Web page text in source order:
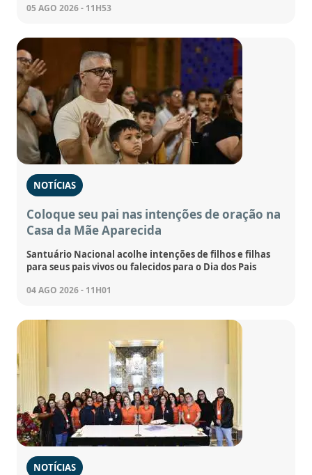
05 AGO 2026 - 11H53
NOTÍCIAS
Coloque seu pai nas intenções de oração na
Casa da Mãe Aparecida
Santuário Nacional acolhe intenções de filhos e filhas
para seus pais vivos ou falecidos para o Dia dos Pais
04 AGO 2026 - 11H01
NOTÍCIAS